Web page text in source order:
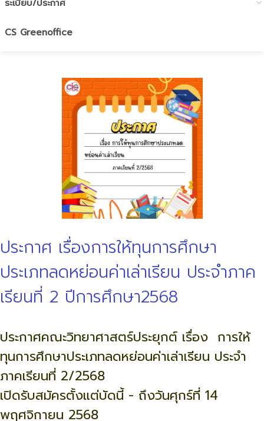
ระเบียบ/ประกาศ
CS Greenoffice
ประกาศ เรื่องการให้ทุนการศึกษา
ประเภทลดหย่อนค่าเล่าเรียน ประจำภาค
เรียนที่ 2 ปีการศึกษา2568
ประกาศคณะวิทยาศาสตร์ประยุกต์ เรื่อง การให้
ทุนการศึกษาประเภทลดหย่อนค่าเล่าเรียน ประจำ
ภาคเรียนที่ 2/2568
เปิดรับสมัครตั้งแต่บัดนี้ - ถึงวันศุกร์ที่ 14
พฤศจิกายน 2568